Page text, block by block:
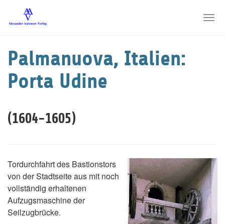
Palmanuova, Italien:
Porta Udine
(1604-1605)
Tordurchfahrt des Bastionstors
von der Stadtseite aus mit noch
vollständig erhaltenen
Aufzugsmaschine der
Seilzugbrücke.